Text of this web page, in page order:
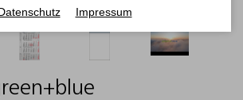
Impressum